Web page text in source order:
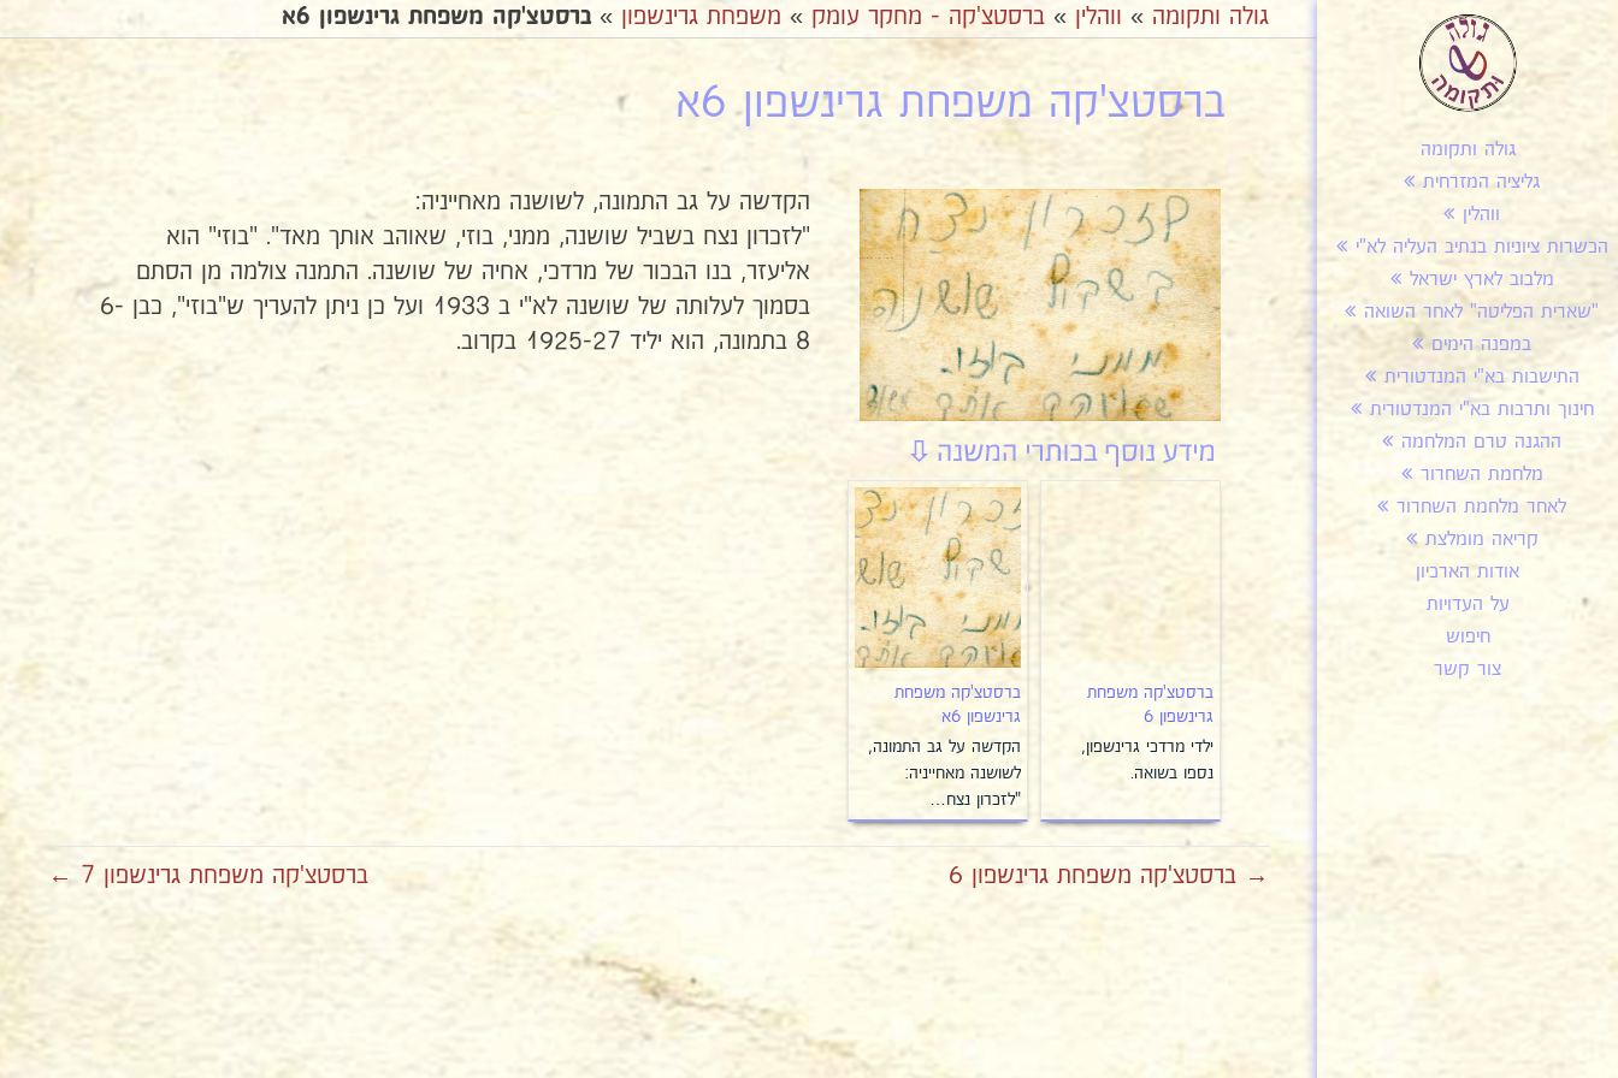
גולה ותקומה
גליציה המזרחית
ווהלין
הכשרות ציוניות בנתיב העליה לא"י
מלבוב לארץ ישראל
"שארית הפליטה" לאחר השואה
במפנה הימים
התישבות בא"י המנדטורית
חינוך ותרבות בא"י המנדטורית
ההגנה טרם המלחמה
מלחמת השחרור
לאחר מלחמת השחרור
קריאה מומלצת
אודות הארכיון
על העדויות
חיפוש
צור קשר
גולה ותקומה » ווהלין » ברסטצ'קה - מחקר עומק » משפחת גרינשפון »ברסטצ'קה משפחת גרינשפון 6א
ברסטצ'קה משפחת גרינשפון 6א
הקדשה על גב התמונה, לשושנה מאחייניה:
"לזכרון נצח בשביל שושנה, ממני, בוזי, שאוהב אותך מאד". "בוזי" הוא
אליעזר, בנו הבכור של מרדכי, אחיה של שושנה. התמנה צולמה מן הסתם
בסמוך לעלותה של שושנה לא"י ב 1933 ועל כן ניתן להעריך ש"בוזי", כבן 6-
8 בתמונה, הוא יליד 1925-27 בקרוב.
ברסטצ'קה משפחת
גרינשפון 6
ילדי מרדכי גרינשפון,
נספו בשואה.
ברסטצ'קה משפחת
גרינשפון 6א
הקדשה על גב התמונה,
לשושנה מאחייניה:
"לזכרון נצח…
→ ברסטצ'קה משפחת גרינשפון 6 ברסטצ'קה משפחת גרינשפון 7 ←